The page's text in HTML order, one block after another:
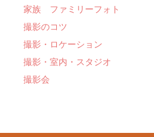
家族 ファミリーフォト
撮影のコツ
撮影・ロケーション
撮影・室内・スタジオ
撮影会